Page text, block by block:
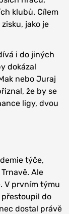
klubů. Cílem
jako je
i do jiných
dokázal
nebo Juraj
že by se
ligy, dvou
týče,
Ale
V prvním týmu
přestoupil do
dostal právě